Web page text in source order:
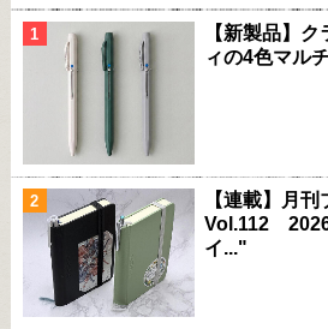
【新製品】
ィの4色マル
【連載】月
Vol.112
イ..."